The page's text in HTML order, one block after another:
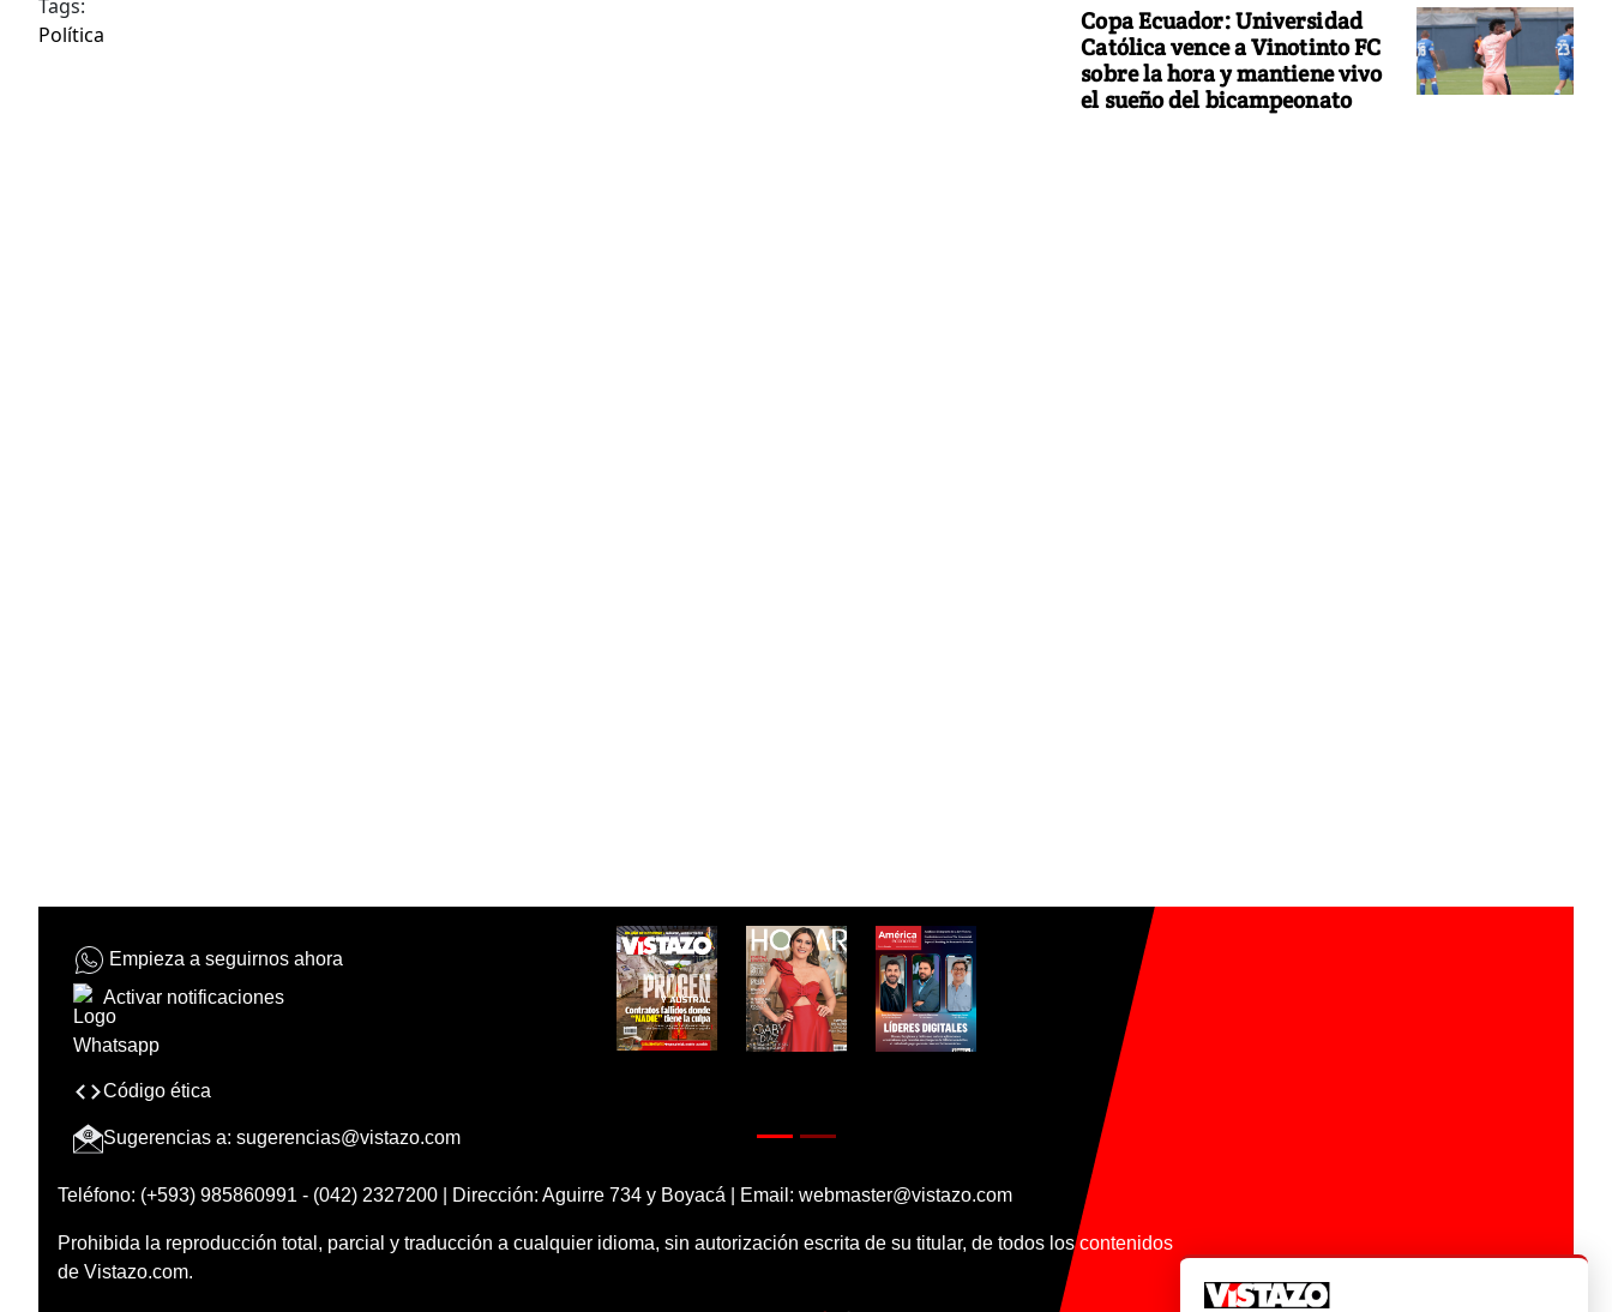
Tags:
Política
Copa Ecuador: Universidad
Católica vence a Vinotinto FC
sobre la hora y mantiene vivo
el sueño del bicampeonato
Empieza a seguirnos ahora
Activar notificaciones
Código ética
Sugerencias a: sugerencias@vistazo.com
Teléfono: (+593) 985860991 - (042) 2327200 | Dirección: Aguirre 734 y Boyacá | Email: webmaster@vistazo.com
Prohibida la reproducción total, parcial y traducción a cualquier idioma, sin autorización escrita de su titular, de todos los contenidos
de Vistazo.com.